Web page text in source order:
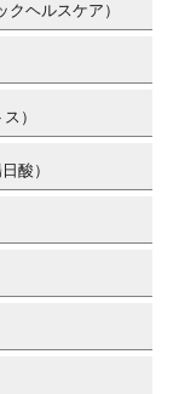
ヘルスケア）
）
酸）